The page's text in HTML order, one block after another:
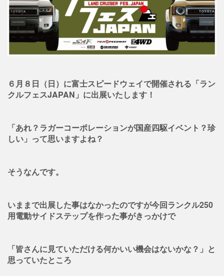
６月８日（日）に富士スピードウェイで開催される「ラン
クルフェスJAPAN」に出展いたします！
「あれ？ラガーコーポレーションが国産四駆イベント？珍
しい」って思いますよね？
そうなんです。
いままで出展した事はなかったのですが今回ランクル250
用電動サイドステップを作った事がきっかけで
「皆さんに見ていただける何かいい機会はないかな？」と
思っていたところ